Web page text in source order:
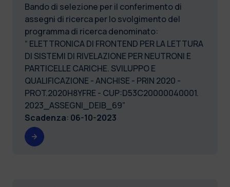
Bando di selezione per il conferimento di
assegni di ricerca per lo svolgimento del
programma di ricerca denominato:
“ ELETTRONICA DI FRONTEND PER LA LETTURA
DI SISTEMI DI RIVELAZIONE PER NEUTRONI E
PARTICELLE CARICHE. SVILUPPO E
QUALIFICAZIONE - ANCHISE - PRIN 2020 -
PROT.2020H8YFRE - CUP:D53C20000040001.
2023_ASSEGNI_DEIB_69”
Scadenza: 06-10-2023